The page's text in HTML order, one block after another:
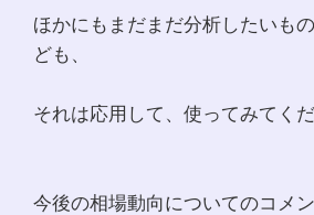
ほかにもまだまだ分析したいも
ども、
それは応用して、使ってみてく
今後の相場動向についてのコメ